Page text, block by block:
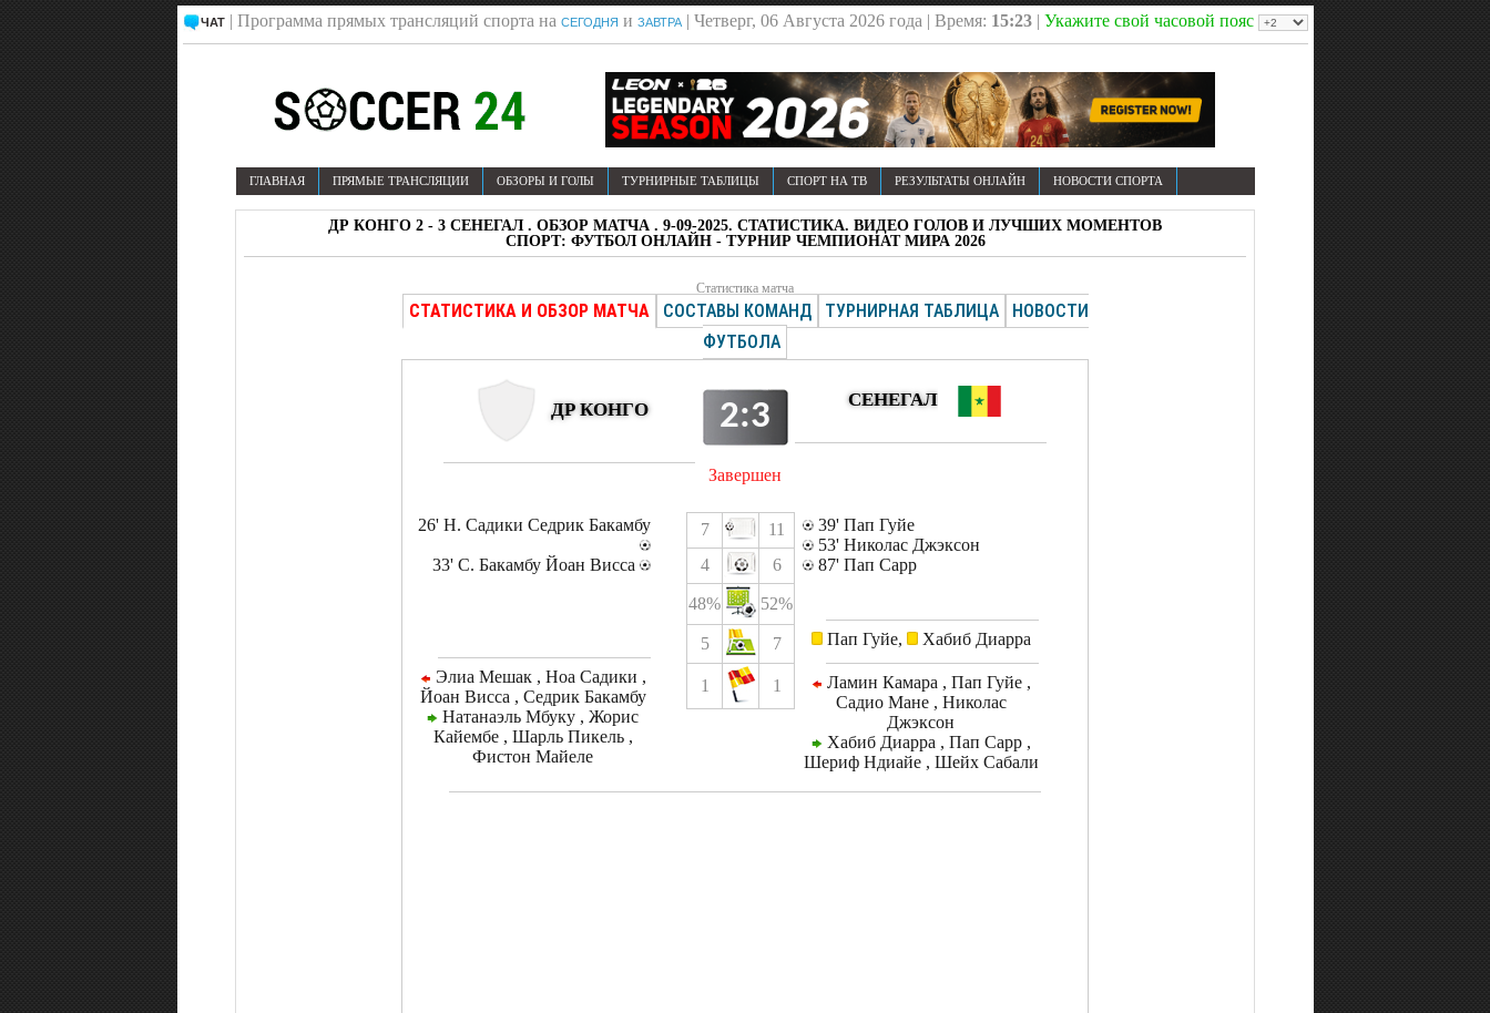
ЧАТ| Программа прямых трансляций спорта на СЕГОДНЯ и ЗАВТРА| Четверг, 06 Августа 2026 года | Время: 15:23| Укажите свой часовой пояс
ГЛАВНАЯ ПРЯМЫЕ ТРАНСЛЯЦИИ ОБЗОРЫ И ГОЛЫ ТУРНИРНЫЕ ТАБЛИЦЫ СПОРТ НА ТВ РЕЗУЛЬТАТЫ ОНЛАЙН НОВОСТИ СПОРТА
ДР КОНГО 2 - 3 СЕНЕГАЛ . ОБЗОР МАТЧА . 9-09-2025. СТАТИСТИКА. ВИДЕО ГОЛОВ И ЛУЧШИХ МОМЕНТОВ
СПОРТ: ФУТБОЛ ОНЛАЙН - ТУРНИР ЧЕМПИОНАТ МИРА 2026
Статистика матча
СТАТИСТИКА И ОБЗОР МАТЧА СОСТАВЫ КОМАНД ТУРНИРНАЯ ТАБЛИЦА
НОВОСТИ
ФУТБОЛА
ДР КОНГО 2:3
Завершен
СЕНЕГАЛ
26' Н. Садики Седрик Бакамбу
33' С. Бакамбу Йоан Висса
Элиа Мешак , Ноа Садики ,
Йоан Висса , Седрик Бакамбу
Натанаэль Мбуку , Жорис
Кайембе , Шарль Пикель ,
Фистон Майеле
7
11
4
6
48% 52%
5 7
1 1
39' Пап Гуйе
53' Николас Джэксон
87' Пап Сарр
Пап Гуйе, Хабиб Диарра
Ламин Камара , Пап Гуйе ,
Садио Мане , Николас
Джэксон
Хабиб Диарра , Пап Сарр ,
Шериф Ндиайе , Шейх Сабали